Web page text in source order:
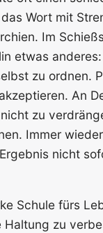
Wort mit
Im
etwas
zu ordnen.
An
zu
Immer
nicht
Schule fürs
Haltung zu